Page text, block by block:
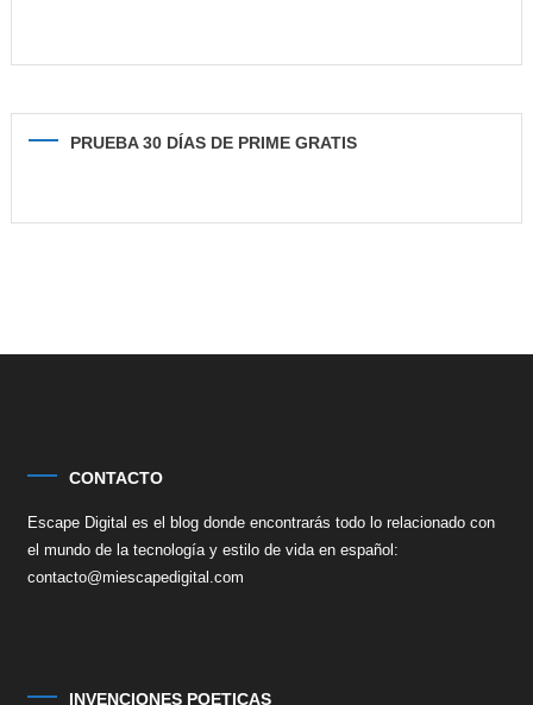
PRUEBA 30 DÍAS DE PRIME GRATIS
CONTACTO
Escape Digital es el blog donde encontrarás todo lo relacionado con
el mundo de la tecnología y estilo de vida en español:
contacto@miescapedigital.com
INVENCIONES POETICAS